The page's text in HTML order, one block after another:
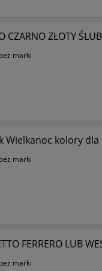
ZŁOTY
bez marki
Wielkanoc kolory dla
bez marki
FERRERO LUB
bez marki